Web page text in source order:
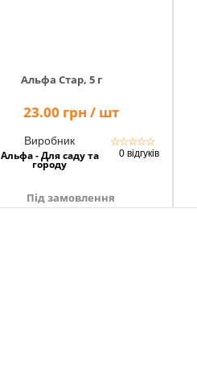
Альфа Стар, 5 г
23.00 грн / шт
Виробник
Альфа - Для саду та
городу
☆☆☆☆☆
0 відгуків
Під замовлення